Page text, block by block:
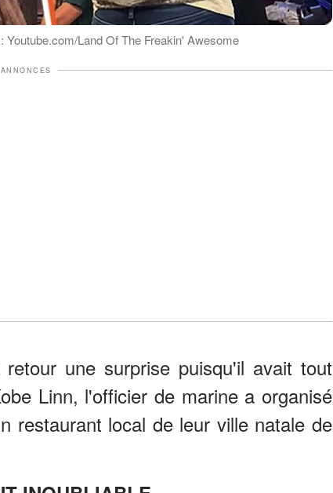
Youtube.com/Land Of The Freakin' Awesome
ANNONCES
une surprise puisqu'il avait tout
Linn, l'officier de marine a organisé
restaurant local de leur ville natale de